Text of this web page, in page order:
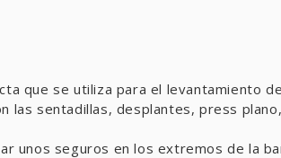
que se utiliza para el levantamiento
las sentadillas, desplantes, press
unos seguros en los extremos de la